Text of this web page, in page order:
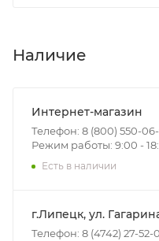
Наличие
Интернет-магазин
Телефон: 8 (800) 550-
Режим работы: 9:00 -
Есть в наличии
г.Липецк, ул.
Телефон: 8 (4742) 27-52-